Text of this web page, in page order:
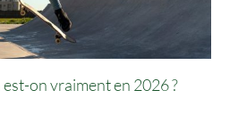
est-on vraiment en 2026 ?